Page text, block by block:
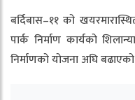
बर्दिबास–११ को
पार्क निर्माण कार्यको
निर्माणको योजना अघि बढाएको